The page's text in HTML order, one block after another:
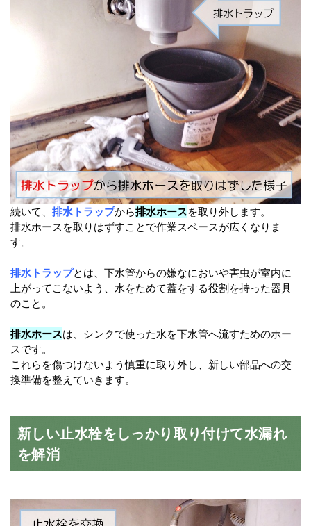
続いて、 排水トラップから排水ホースを取り外します。
排水ホースを取りはずすことで作業スペースが広くなりま
す。
排水トラップとは、下水管からの嫌なにおいや害虫が室内に
上がってこないよう、水をためて蓋をする役割を持った器具
のこと。
排水ホースは、シンクで使った水を下水管へ流すためのホー
スです。
これらを傷つけないよう慎重に取り外し、新しい部品への交
換準備を整えていきます。
新しい止水栓をしっかり取り付けて水漏れ
を解消